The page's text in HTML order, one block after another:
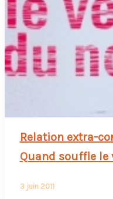
Relation extra-
Quand souffle le
3 juin 2011